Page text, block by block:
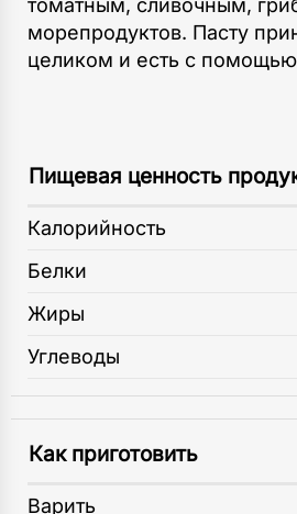
томатным, сливочным,
морепродуктов. Пасту
целиком и есть с
Пищевая ценность
Калорийность
Белки
Жиры
Углеводы
Как приготовить
Варить